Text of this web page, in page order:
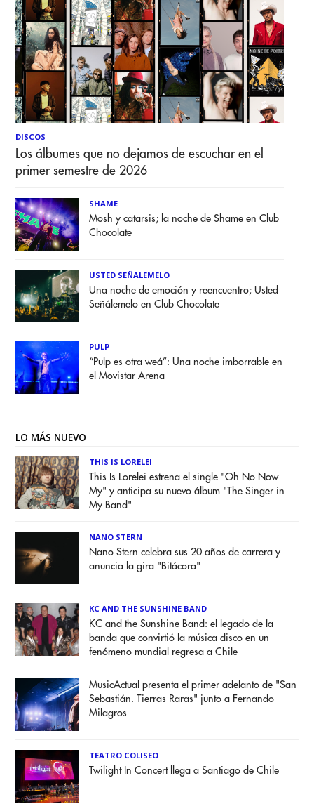
DISCOS
Los álbumes que no dejamos de escuchar en el
primer semestre de 2026
SHAME
Mosh y catarsis; la noche de Shame en Club
Chocolate
USTED SEÑALEMELO
Una noche de emoción y reencuentro; Usted
Señálemelo en Club Chocolate
PULP
“Pulp es otra weá”: Una noche imborrable en
el Movistar Arena
LO MÁS NUEVO
THIS IS LORELEI
This Is Lorelei estrena el single "Oh No Now
My" y anticipa su nuevo álbum "The Singer in
My Band"
NANO STERN
Nano Stern celebra sus 20 años de carrera y
anuncia la gira "Bitácora"
KC AND THE SUNSHINE BAND
KC and the Sunshine Band: el legado de la
banda que convirtió la música disco en un
fenómeno mundial regresa a Chile
MusicActual presenta el primer adelanto de "San
Sebastián. Tierras Raras" junto a Fernando
Milagros
TEATRO COLISEO
Twilight In Concert llega a Santiago de Chile